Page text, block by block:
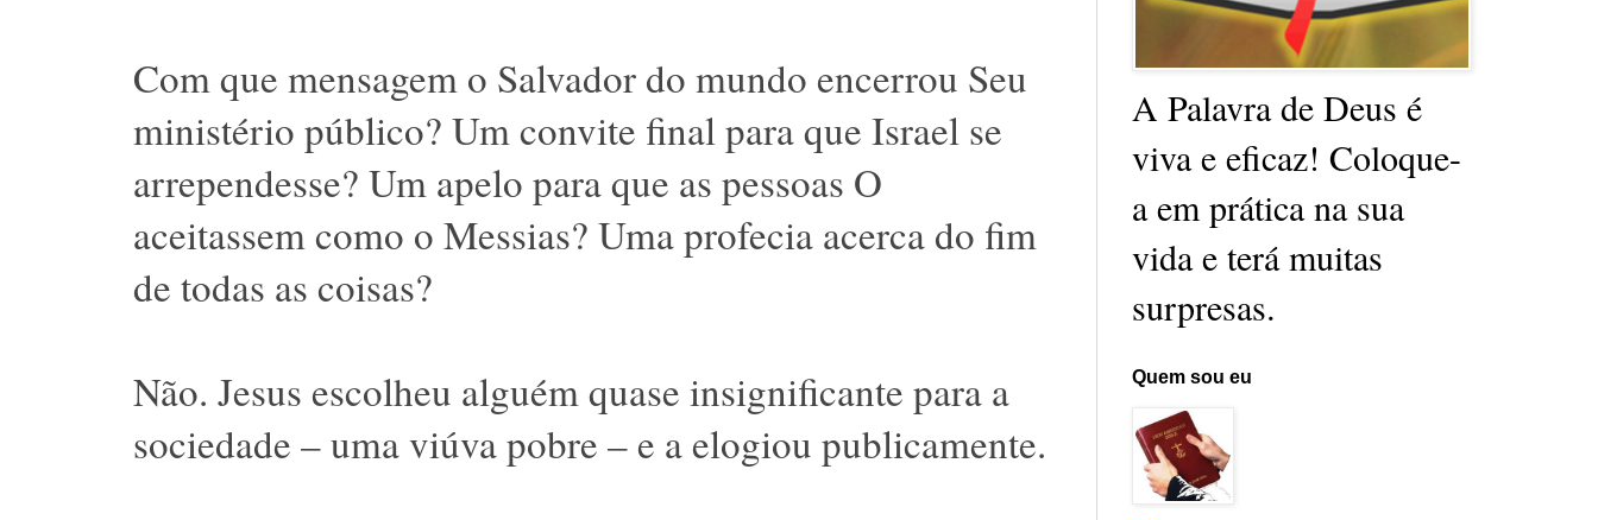
Com que mensagem o Salvador do mundo encerrou Seu
ministério público? Um convite final para que Israel se
arrependesse? Um apelo para que as pessoas O
aceitassem como o Messias? Uma profecia acerca do fim
de todas as coisas?
Não. Jesus escolheu alguém quase insignificante para a
sociedade – uma viúva pobre – e a elogiou publicamente.
A Palavra de Deus é
viva e eficaz! Coloque-
a em prática na sua
vida e terá muitas
surpresas.
Quem sou eu